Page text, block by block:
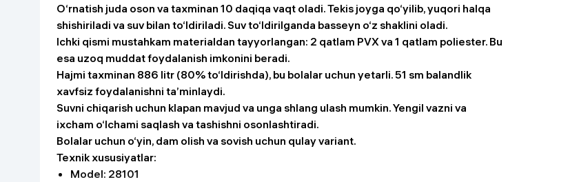
Zargarlik mahsulotlari
Uy uchun tovarlar
Uy va bog‘
Kanselyariya
Maishiy kimyo
O‘rnatish juda oson va taxminan 10 daqiqa vaqt oladi. Tekis joyga qo‘yilib, yuqori halqa
shishiriladi va suv bilan to‘ldiriladi. Suv to‘ldirilganda basseyn o‘z shaklini oladi.
Ichki qismi mustahkam materialdan tayyorlangan: 2 qatlam PVX va 1 qatlam poliester. Bu
esa uzoq muddat foydalanish imkonini beradi.
Hajmi taxminan 886 litr (80% to‘ldirishda), bu bolalar uchun yetarli. 51 sm balandlik
xavfsiz foydalanishni ta’minlaydi.
Suvni chiqarish uchun klapan mavjud va unga shlang ulash mumkin. Yengil vazni va
ixcham o‘lchami saqlash va tashishni osonlashtiradi.
Bolalar uchun o‘yin, dam olish va sovish uchun qulay variant.
Texnik xususiyatlar:
Model: 28101